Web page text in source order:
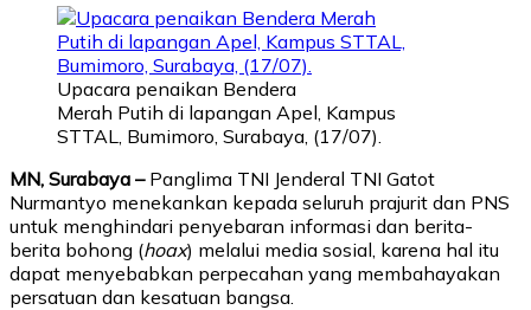
Upacara penaikan Bendera
Merah Putih di lapangan Apel, Kampus
STTAL, Bumimoro, Surabaya, (17/07).
MN, Surabaya – Panglima TNI Jenderal TNI Gatot
Nurmantyo menekankan kepada seluruh prajurit dan PNS
untuk menghindari penyebaran informasi dan berita-
berita bohong (hoax) melalui media sosial, karena hal itu
dapat menyebabkan perpecahan yang membahayakan
persatuan dan kesatuan bangsa.